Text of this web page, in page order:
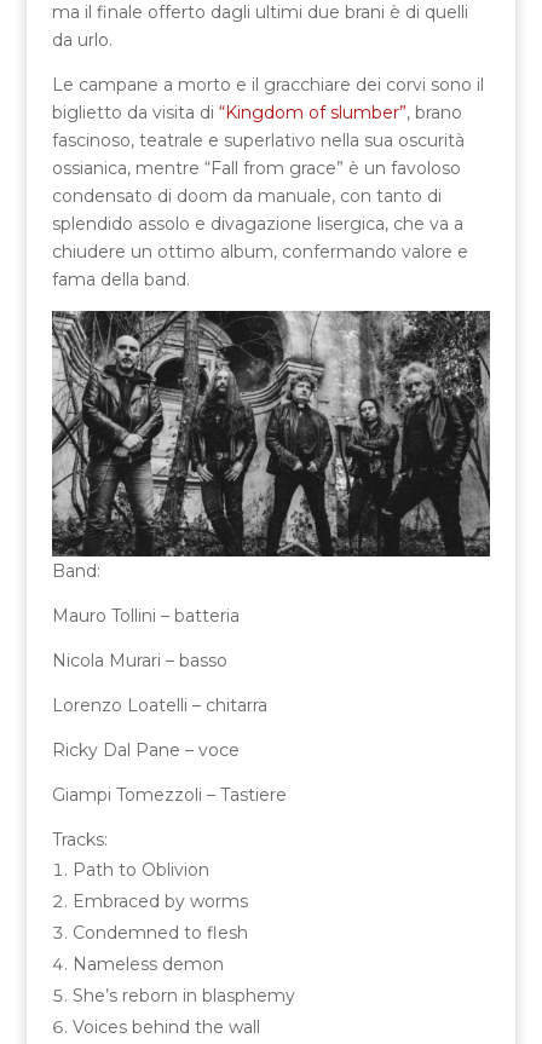
ma il finale offerto dagli ultimi due brani è di quelli
da urlo.
Le campane a morto e il gracchiare dei corvi sono il
biglietto da visita di “Kingdom of slumber”, brano
fascinoso, teatrale e superlativo nella sua oscurità
ossianica, mentre “Fall from grace” è un favoloso
condensato di doom da manuale, con tanto di
splendido assolo e divagazione lisergica, che va a
chiudere un ottimo album, confermando valore e
fama della band.
Band:
Mauro Tollini – batteria
Nicola Murari – basso
Lorenzo Loatelli – chitarra
Ricky Dal Pane – voce
Giampi Tomezzoli – Tastiere
Tracks:
Path to Oblivion
Embraced by worms
Condemned to flesh
Nameless demon
She’s reborn in blasphemy
Voices behind the wall